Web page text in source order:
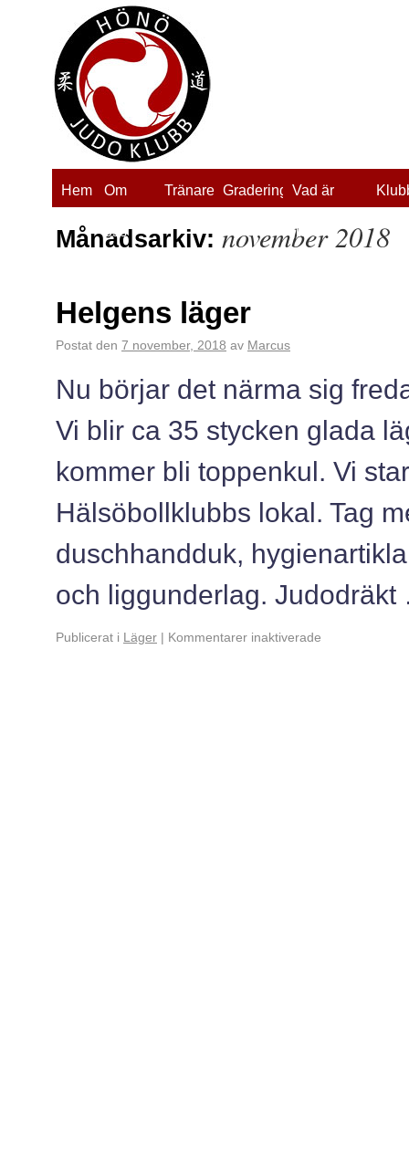
Hem Om
oss
Tränare Gradering Vad är
judo?
Månadsarkiv: november 2018
Helgens läger
Postat den 7 november, 2018 av Marcus
Nu börjar det närma sig
Vi blir ca 35 stycken glada
kommer bli toppenkul. Vi
Hälsöbollklubbs lokal. Tag
duschhandduk,
och liggunderlag.
Publicerat i Läger | Kommentarer inaktiverade